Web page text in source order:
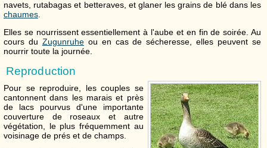
navets, rutabagas et betteraves, et glaner les grains de blé dans les
chaumes
Elles se nourrissent essentiellement à l'aube et en fin de soirée. Au
cours du Zugunruheou en cas de sécheresse, elles peuvent se
nourrir toute la journée.
Reproduction
Pour se reproduire, les couples se
cantonnent dans les marais et près
de lacs pourvus d'une importante
couverture de roseaux et autre
végétation, le plus fréquemment au
voisinage de prés et de champs.